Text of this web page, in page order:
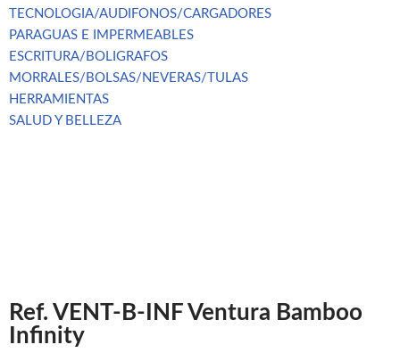
TECNOLOGIA/AUDIFONOS/CARGADORES
PARAGUAS E IMPERMEABLES
ESCRITURA/BOLIGRAFOS
MORRALES/BOLSAS/NEVERAS/TULAS
HERRAMIENTAS
SALUD Y BELLEZA
Ref. VENT-B-INF Ventura Bamboo
Infinity